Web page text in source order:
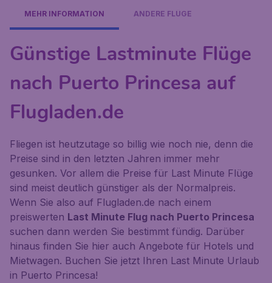
MEHR INFORMATION ANDERE FLÜGE
Günstige Lastminute Flüge
nach Puerto Princesa auf
Flugladen.de
Fliegen ist heutzutage so billig wie noch nie, denn die
Preise sind in den letzten Jahren immer mehr
gesunken. Vor allem die Preise für Last Minute Flüge
sind meist deutlich günstiger als der Normalpreis.
Wenn Sie also auf Flugladen.de nach einem
preiswerten Last Minute Flug nach Puerto Princesa
suchen dann werden Sie bestimmt fündig. Darüber
hinaus finden Sie hier auch Angebote für Hotels und
Mietwagen. Buchen Sie jetzt Ihren Last Minute Urlaub
in Puerto Princesa!